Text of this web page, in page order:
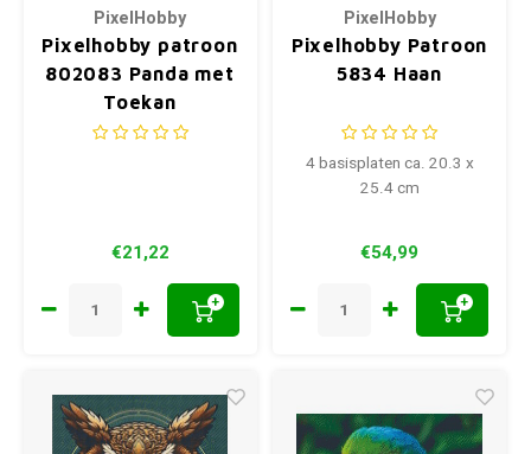
PixelHobby
Pixelhobby patroon
802083 Panda met
Toekan
€21,22
+
PixelHobby
Pixelhobby Patroon
5834 Haan
4 basisplaten ca. 20.3 x
25.4 cm
€54,99
+